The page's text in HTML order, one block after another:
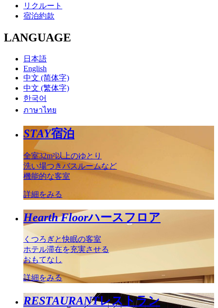
リクルート
宿泊約款
LANGUAGE
日本語
English
中文 (简体字)
中文 (繁体字)
한국어
ภาษาไทย
STAY宿泊
全室32m²以上のゆとり
洗い場つきバスルームなど
機能的な客室
詳細をみる
Hearth Floorハースフロア
くつろぎと快眠の客室
ホテル滞在を充実させる
おもてなし
詳細をみる
RESTAURANTレストラン